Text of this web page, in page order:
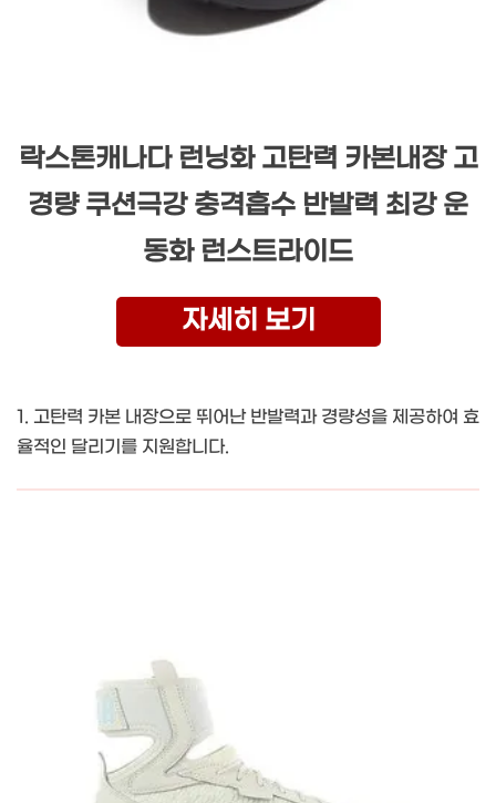
락스톤캐나다 런닝화 고탄력 카본내장 고
경량 쿠션극강 충격흡수 반발력 최강 운
동화 런스트라이드
자세히 보기
1. 고탄력 카본 내장으로 뛰어난 반발력과 경량성을 제공하여 효
율적인 달리기를 지원합니다.